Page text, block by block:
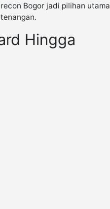
Bogor jadi pilihan utama
Hingga